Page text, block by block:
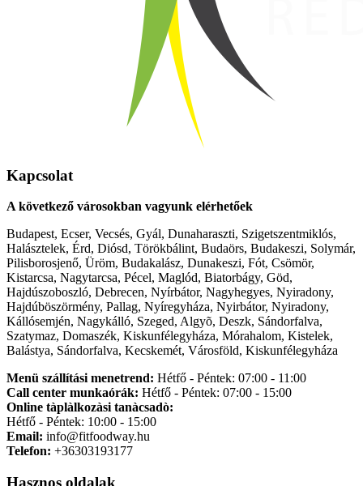
Kapcsolat
A következő városokban vagyunk elérhetőek
Budapest, Ecser, Vecsés, Gyál, Dunaharaszti, Szigetszentmiklós,
Halásztelek, Érd, Diósd, Törökbálint, Budaörs, Budakeszi, Solymár,
Pilisborosjenő, Üröm, Budakalász, Dunakeszi, Fót, Csömör,
Kistarcsa, Nagytarcsa, Pécel, Maglód, Biatorbágy, Göd,
Hajdúszoboszló, Debrecen, Nyírbátor, Nagyhegyes, Nyiradony,
Hajdúböszörmény, Pallag, Nyíregyháza, Nyirbátor, Nyiradony,
Kállósemjén, Nagykálló, Szeged, Algyõ, Deszk, Sándorfalva,
Szatymaz, Domaszék, Kiskunfélegyháza, Mórahalom, Kistelek,
Balástya, Sándorfalva, Kecskemét, Városföld, Kiskunfélegyháza
Menü szállítási menetrend: Hétfő - Péntek: 07:00 - 11:00
Call center munkaórák: Hétfő - Péntek: 07:00 - 15:00
Online tàplàlkozàsi tanàcsadò:
Hétfő - Péntek: 10:00 - 15:00
Email: info@fitfoodway.hu
Telefon: +36303193177
Hasznos oldalak